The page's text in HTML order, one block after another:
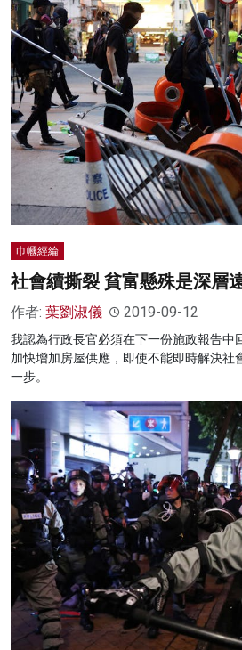
巾幗經綸
社會續撕裂 貧富懸殊是深層
作者: 葉劉淑儀 2019-09-12
我認為行政長官必須在下一份施政報告中
加快增加房屋供應，即使不能即時解決社
一步。